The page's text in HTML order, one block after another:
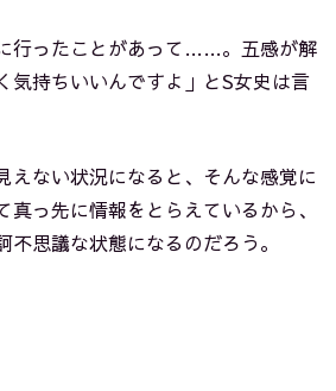
行ったことがあって……。五感が解
気持ちいいんですよ」とS女史は言
えない状況になると、そんな感覚に
真っ先に情報をとらえているから、
不思議な状態になるのだろう。